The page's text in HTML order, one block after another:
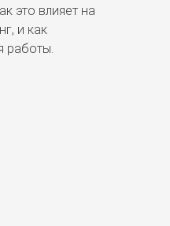
это влияет на
и как
работы.